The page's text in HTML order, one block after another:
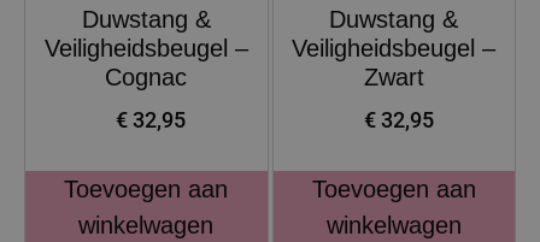
Duwstang &
Veiligheidsbeugel –
Cognac
€32,95
Toevoegen aan
winkelwagen
Duwstang &
Veiligheidsbeugel –
Zwart
€32,95
Toevoegen aan
winkelwagen